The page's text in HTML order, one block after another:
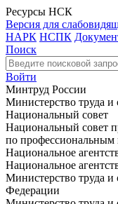
Ресурсы НСК
Версия для
НАРК НСПК
Поиск
Войти
Минтруд России
Министерство труда
Национальный совет
Национальный совет
по
Национальное
Национальное
Министерство труда
Федерации